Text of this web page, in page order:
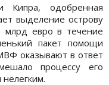
Кипра, одобренная
выделение острову
евро в течение
пакет помощи
оказывают в ответ
процессу его